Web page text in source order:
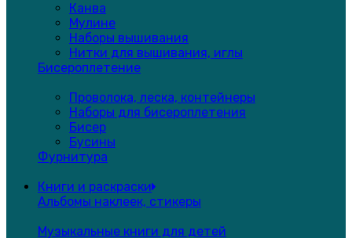
Канва
Мулине
Наборы вышивания
Нитки для вышивания, иглы
Бисероплетение
Проволока, леска, контейнеры
Наборы для бисероплетения
Бисер
Бусины
Фурнитура
Книги и раскраски
Альбомы наклеек, стикеры
Музыкальные книги для детей